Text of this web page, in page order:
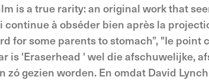
is a true rarity: an original work that
à obséder bien après la
for some parents to stomach”, "Ie
is 'Eraserhead ' wel die afschuwelijke,
zó gezien worden. En omdat David